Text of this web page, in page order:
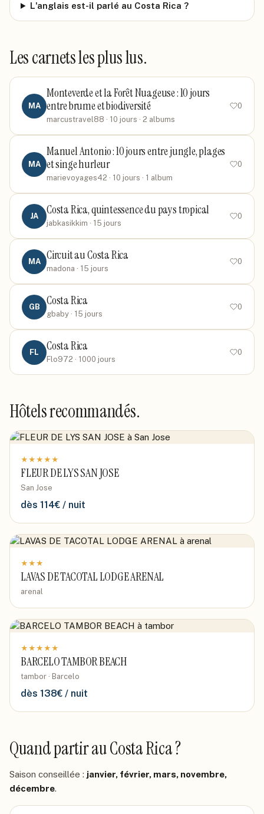
L'anglais est-il parlé au Costa Rica ?
Les carnets les plus lus.
MA
Monteverde et la Forêt Nuageuse : 10 jours
entre brume et biodiversité
marcustravel88 · 10 jours · 2 albums
0
MA
Manuel Antonio : 10 jours entre jungle, plages
et singe hurleur
marievoyages42 · 10 jours · 1 album
0
JA Costa Rica, quintessence du pays tropical
jabkasikkim · 15 jours
0
MA Circuit au Costa Rica
madona · 15 jours
0
GB Costa Rica
gbaby · 15 jours
0
FL Costa Rica
Flo972 · 1000 jours
0
Hôtels recommandés.
★ ★ ★ ★ ★
FLEUR DE LYS SAN JOSE
San Jose
dès 114€ / nuit
★ ★ ★
LAVAS DE TACOTAL LODGE ARENAL
arenal
★ ★ ★ ★ ★
BARCELO TAMBOR BEACH
tambor · Barcelo
dès 138€ / nuit
Quand partirau Costa Rica?
Saison conseillée : janvier, février, mars, novembre,
décembre.